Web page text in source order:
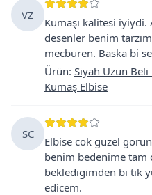
VZ
Kumaşı kalitesi
desenler benim
mecburen. Baska bi
Ürün: Siyah Uzun Beli
Kumaş Elbise
SC
Elbise cok guzel
benim bedenime tam
bekledigimden bi tik
edicem.